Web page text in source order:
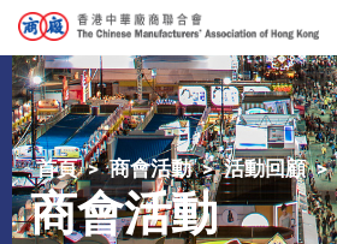
首頁 商會活動 活動回顧
商會活動